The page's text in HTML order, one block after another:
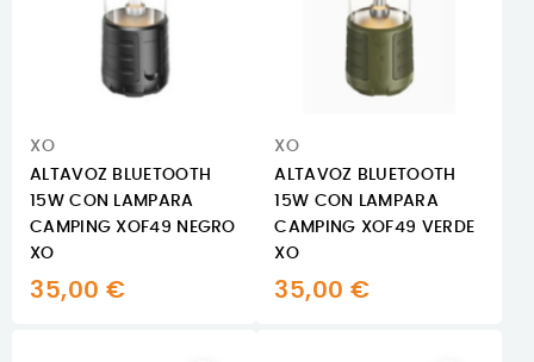
XO
ALTAVOZ BLUETOOTH
15W CON LAMPARA
CAMPING XOF49 NEGRO
XO
35,00 €
XO
ALTAVOZ BLUETOOTH
15W CON LAMPARA
CAMPING XOF49 VERDE
XO
35,00 €